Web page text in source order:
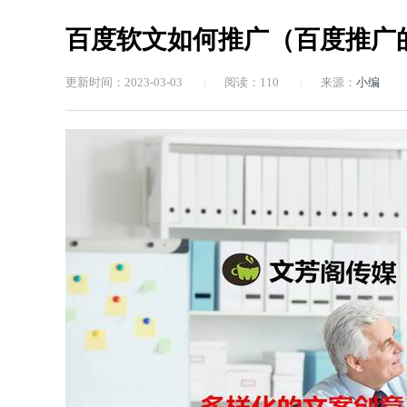
百度软文如何推广（百度推广
更新时间：2023-03-03 阅读： 110 来源： 小编